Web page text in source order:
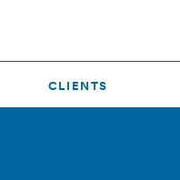
CLIENTS